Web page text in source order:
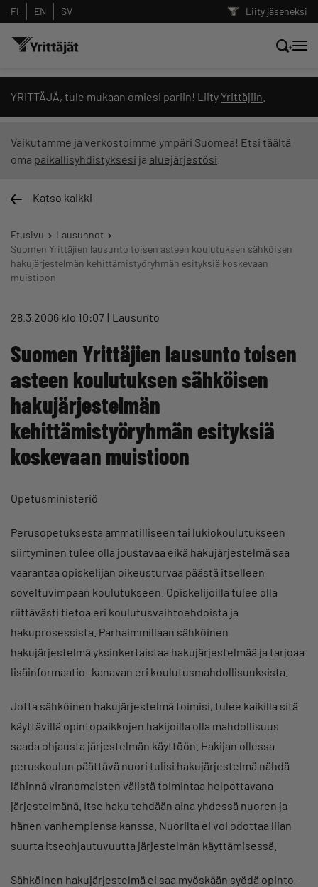
Liity jäseneksi
FI EN SV
YRITTÄJÄ, tule mukaan omiesi pariin! Liity Yrittäjiin
Vaikutamme ja verkostoimme ympäri Suomea! Etsi täältä
oma paikallisyhdistyksesi ja aluejärjestösi
Katso kaikki
Etusivu
Lausunnot
Suomen Yrittäjien lausunto toisen asteen koulutuksen sähköisen
hakujärjestelmän kehittämistyöryhmän esityksiä koskevaan
muistioon
28.3.2006 klo 10:07 Lausunto
Suomen Yrittäjien lausunto toisen
asteen koulutuksen sähköisen
hakujärjestelmän
kehittämistyöryhmän esityksiä
koskevaan muistioon
Opetusministeriö
Perusopetuksesta ammatilliseen tai lukiokoulutukseen
siirtyminen tulee olla joustavaa eikä hakujärjestelmä saa
vaarantaa opiskelijan oikeusturvaa päästä itselleen
soveltuvimpaan koulutukseen. Opiskelijoilla tulee olla
riittävästi tietoa eri koulutusvaihtoehdoista ja
hakuprosessista. Parhaimmillaan sähköinen
hakujärjestelmä yksinkertaistaa hakujärjestelmää ja tarjoaa
lisäinformaatio- kanavan eri koulutusmahdollisuuksista.
Jotta sähköinen hakujärjestelmä toimisi, tulee kaikilla sitä
käyttävillä opintopaikkojen hakijoilla olla mahdollisuus
saada ohjausta järjestelmän käyttöön. Hakijan ollessa
peruskoulun päättävä nuori tulisi hakujärjestelmä nähdä
lähinnä viranomaisten välistä toimintaa helpottavana
järjestelmänä. Itse haku tehdään aina yhdessä nuoren ja
hänen vanhempiensa kanssa. Nuorilta ei voi odottaa liian
suurta itseohjautuvuutta järjestelmän käyttämisessä.
Sähköinen hakujärjestelmä ei saa myöskään syödä opinto-
Hae sivustolta tai kysy suoraan
Yrittäjien tekoälyltä